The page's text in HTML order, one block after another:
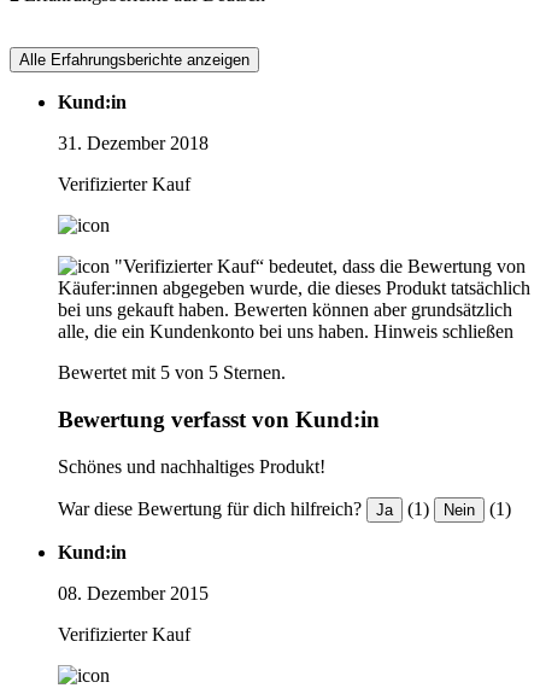
Alle Erfahrungsberichte anzeigen
Kund:in
31. Dezember 2018
Verifizierter Kauf
"Verifizierter Kauf“ bedeutet, dass die Bewertung von
Käufer:innen abgegeben wurde, die dieses Produkt tatsächlich
bei uns gekauft haben. Bewerten können aber grundsätzlich
alle, die ein Kundenkonto bei uns haben. Hinweis schließen
Bewertet mit 5 von 5 Sternen.
Bewertung verfasst von Kund:in
Schönes und nachhaltiges Produkt!
War diese Bewertung für dich hilfreich? Ja (1) Nein (1)
Kund:in
08. Dezember 2015
Verifizierter Kauf